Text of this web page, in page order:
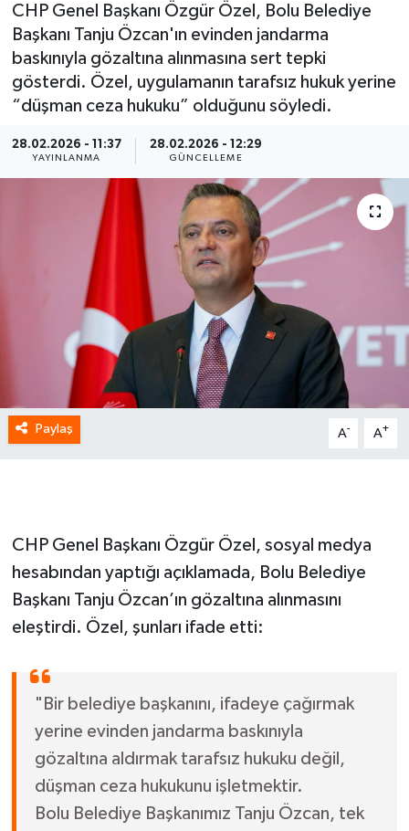
CHP Genel Başkanı Özgür Özel, Bolu Belediye
Başkanı Tanju Özcan'ın evinden jandarma
baskınıyla gözaltına alınmasına sert tepki
gösterdi. Özel, uygulamanın tarafsız hukuk yerine
“düşman ceza hukuku” olduğunu söyledi.
28.02.2026 - 11:37
YAYINLANMA
28.02.2026 - 12:29
GÜNCELLEME
Paylaş A- A+
CHP Genel Başkanı Özgür Özel, sosyal medya
hesabından yaptığı açıklamada, Bolu Belediye
Başkanı Tanju Özcan’ın gözaltına alınmasını
eleştirdi. Özel, şunları ifade etti:
"Bir belediye başkanını, ifadeye çağırmak
yerine evinden jandarma baskınıyla
gözaltına aldırmak tarafsız hukuku değil,
düşman ceza hukukunu işletmektir.
Bolu Belediye Başkanımız Tanju Özcan, tek
Yaşam